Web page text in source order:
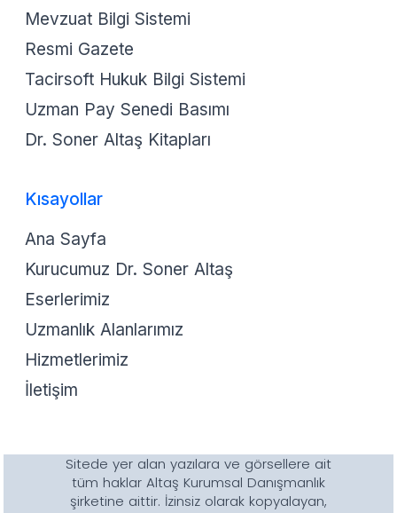
Mevzuat Bilgi Sistemi
Resmi Gazete
Tacirsoft Hukuk Bilgi Sistemi
Uzman Pay Senedi Basımı
Dr. Soner Altaş Kitapları
Kısayollar
Ana Sayfa
Kurucumuz Dr. Soner Altaş
Eserlerimiz
Uzmanlık Alanlarımız
Hizmetlerimiz
İletişim
Sitede yer alan yazılara ve görsellere ait
tüm haklar Altaş Kurumsal Danışmanlık
şirketine aittir. İzinsiz olarak kopyalayan,